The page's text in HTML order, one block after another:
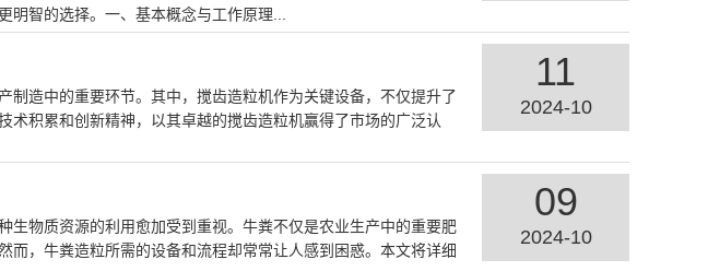
智的选择。一、基本概念与工作原理...
制造中的重要环节。其中，搅齿造粒机作为关键设备，不仅提升了
术积累和创新精神，以其卓越的搅齿造粒机赢得了市场的广泛认
11
2024-10
生物质资源的利用愈加受到重视。牛粪不仅是农业生产中的重要肥
而，牛粪造粒所需的设备和流程却常常让人感到困惑。本文将详细
09
2024-10